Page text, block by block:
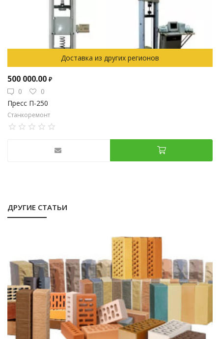
Доставка из других регионов
500 000.00 ₽
0
0
Пресс П-250
Станкоремонт
ДРУГИЕ СТАТЬИ